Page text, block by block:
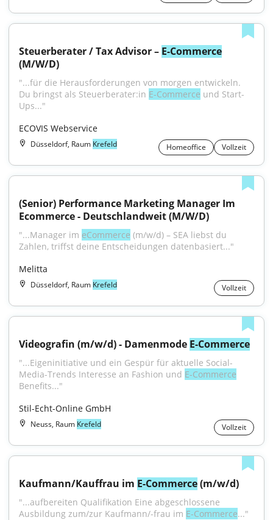
Steuerberater / Tax Advisor – E-Commerce
(M/W/D)
"...für die Herausforderungen von morgen entwickeln.
Du bringst als Steuerberater:in E-Commerce und Start-
Ups..."
ECOVIS Webservice
Düsseldorf, Raum Krefeld Homeoffice Vollzeit
(Senior) Performance Marketing Manager Im
Ecommerce - Deutschlandweit (M/W/D)
"...Manager im eCommerce (m/w/d) – SEA liebst du
Zahlen, triffst deine Entscheidungen datenbasiert..."
Melitta
Düsseldorf, Raum Krefeld Vollzeit
Videografin (m/w/d) - Damenmode E-Commerce
"...Eigeninitiative und ein Gespür für aktuelle Social-
Media-Trends Interesse an Fashion und E-Commerce
Benefits..."
Stil-Echt-Online GmbH
Neuss, Raum Krefeld Vollzeit
Kaufmann/Kauffrau im E-Commerce (m/w/d)
"...aufbereiten Qualifikation Eine abgeschlossene
Ausbildung zum/zur Kaufmann/-frau im E-Commerce..."